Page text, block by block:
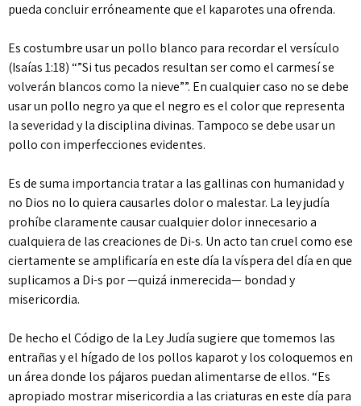
pueda concluir erróneamente que el kaparotes una ofrenda.
Es costumbre usar un pollo blanco para recordar el versículo
(Isaías 1:18) “”Si tus pecados resultan ser como el carmesí se
volverán blancos como la nieve””. En cualquier caso no se debe
usar un pollo negro ya que el negro es el color que representa
la severidad y la disciplina divinas. Tampoco se debe usar un
pollo con imperfecciones evidentes.
Es de suma importancia tratar a las gallinas con humanidad y
no Dios no lo quiera causarles dolor o malestar. La ley judía
prohíbe claramente causar cualquier dolor innecesario a
cualquiera de las creaciones de Di-s. Un acto tan cruel como ese
ciertamente se amplificaría en este día la víspera del día en que
suplicamos a Di-s por —quizá inmerecida— bondad y
misericordia.
De hecho el Código de la Ley Judía sugiere que tomemos las
entrañas y el hígado de los pollos kaparot y los coloquemos en
un área donde los pájaros puedan alimentarse de ellos. “Es
apropiado mostrar misericordia a las criaturas en este día para